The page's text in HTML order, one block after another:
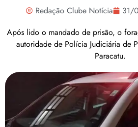
Redação Clube Notícia 31/
Após lido o mandado de prisão, o
autoridade de Polícia Judiciária de
Paracatu.